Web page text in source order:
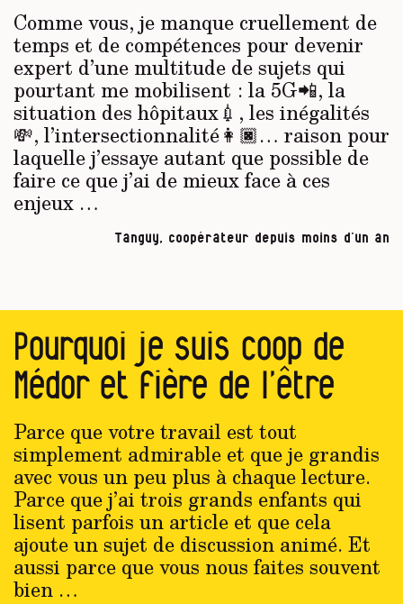
Comme vous, je manque cruellement de
temps et de compétences pour devenir
expert d’une multitude de sujets qui
pourtant me mobilisent : la 5G📲, la
situation des hôpitaux💉, les inégalités
💸, l’intersectionnalité👩🏿… raison pour
laquelle j’essaye autant que possible de
faire ce que j’ai de mieux face à ces
enjeux …
Tanguy, coopérateur depuis moins d’un an
Pourquoi je suis coop de
Médor et fière de l’être
Parce que votre travail est tout
simplement admirable et que je grandis
avec vous un peu plus à chaque lecture.
Parce que j’ai trois grands enfants qui
lisent parfois un article et que cela
ajoute un sujet de discussion animé. Et
aussi parce que vous nous faites souvent
bien …